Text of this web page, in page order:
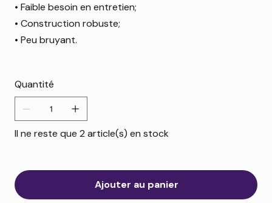
• Faible besoin en entretien;
• Construction robuste;
• Peu bruyant.
Quantité
Il ne reste que 2 article(s) en stock
Ajouter au panier